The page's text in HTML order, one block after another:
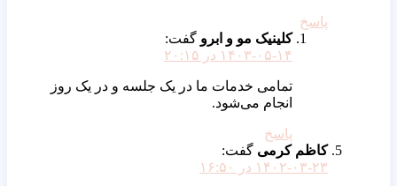
پاسخ
کلینیک مو و ابرو گفت:
۱۴۰۳-۰۵-۱۴ در ۲۰:۱۵
تمامی خدمات ما در یک جلسه و در یک روز
انجام می‌شود.
پاسخ
کاظم کرمی گفت:
۱۴۰۲-۰۳-۲۳ در ۱۶:۵۰